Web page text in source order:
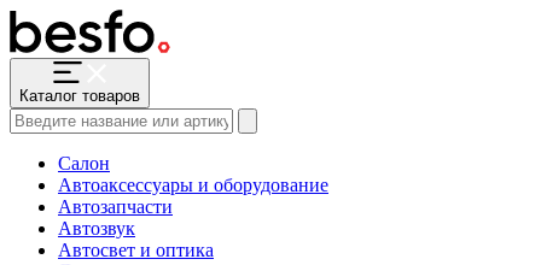
Каталог товаров
Салон
Автоаксессуары и оборудование
Автозапчасти
Автозвук
Автосвет и оптика